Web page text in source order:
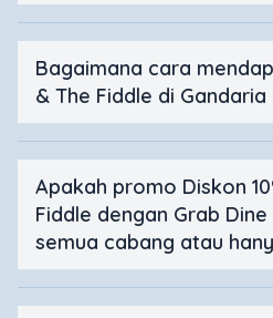
Bagaimana cara
& The Fiddle di Gandaria
Apakah promo Diskon
Fiddle dengan Grab
semua cabang atau